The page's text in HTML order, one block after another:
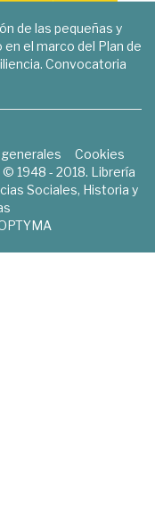
de las pequeñas y
el marco del Plan de
Convocatoria
Cookies
1948 - 2018. Librería
Sociales, Historia y